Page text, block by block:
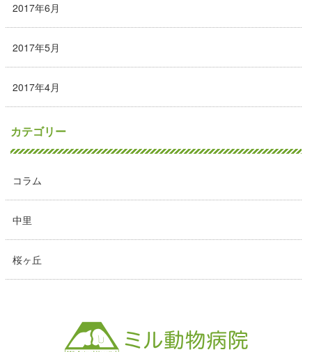
2017年6月
2017年5月
2017年4月
カテゴリー
コラム
中里
桜ヶ丘